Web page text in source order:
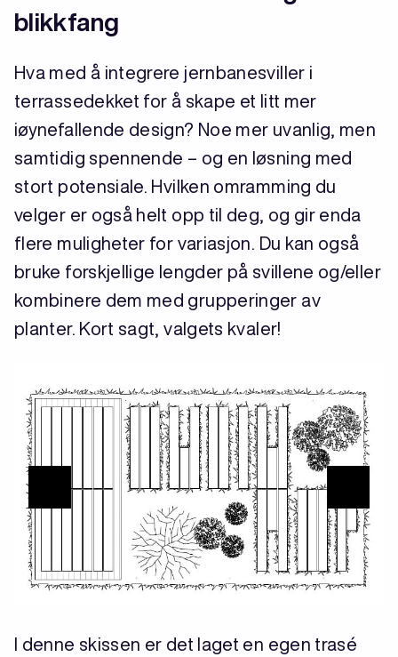
blikkfang
Hva med å integrere jernbanesviller i
terrassedekket for å skape et litt mer
iøynefallende design? Noe mer uvanlig, men
samtidig spennende – og en løsning med
stort potensiale. Hvilken omramming du
velger er også helt opp til deg, og gir enda
flere muligheter for variasjon. Du kan også
bruke forskjellige lengder på svillene og/eller
kombinere dem med grupperinger av
planter. Kort sagt, valgets kvaler!
I denne skissen er det laget en egen trasé